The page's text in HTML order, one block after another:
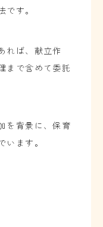
す。
れば、献立作
まで含めて委託
を背景に、保育
ます。